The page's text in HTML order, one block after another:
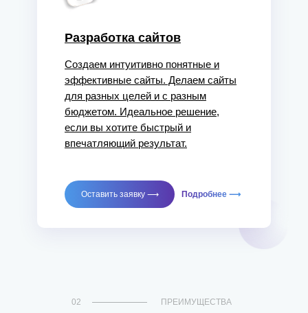
Разработка сайтов
Создаем интуитивно понятные и
эффективные сайты. Делаем сайты
для разных целей и с разным
бюджетом. Идеальное решение,
если вы хотите быстрый и
впечатляющий результат.
Подробнее ⟶
Оставить заявку ⟶
02 ПРЕИМУЩЕСТВА